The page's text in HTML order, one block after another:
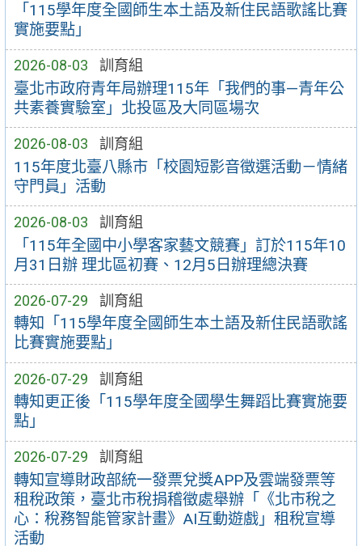
「115學年度全國師生本土語及新住民語歌謠比賽
實施要點」
2026-08-03 訓育組
臺北市政府青年局辦理115年「我們的事—青年公
共素養實驗室」北投區及大同區場次
2026-08-03 訓育組
115年度北臺八縣市「校園短影音徵選活動－情緒
守門員」活動
2026-08-03 訓育組
「115年全國中小學客家藝文競賽」訂於115年10
月31日辦 理北區初賽、12月5日辦理總決賽
2026-07-29 訓育組
轉知「115學年度全國師生本土語及新住民語歌謠
比賽實施要點」
2026-07-29 訓育組
轉知更正後「115學年度全國學生舞蹈比賽實施要
點」
2026-07-29 訓育組
轉知宣導財政部統一發票兌獎APP及雲端發票等
租稅政策，臺北市稅捐稽徵處舉辦「《北市稅之
心：稅務智能管家計畫》AI互動遊戲」租稅宣導
活動